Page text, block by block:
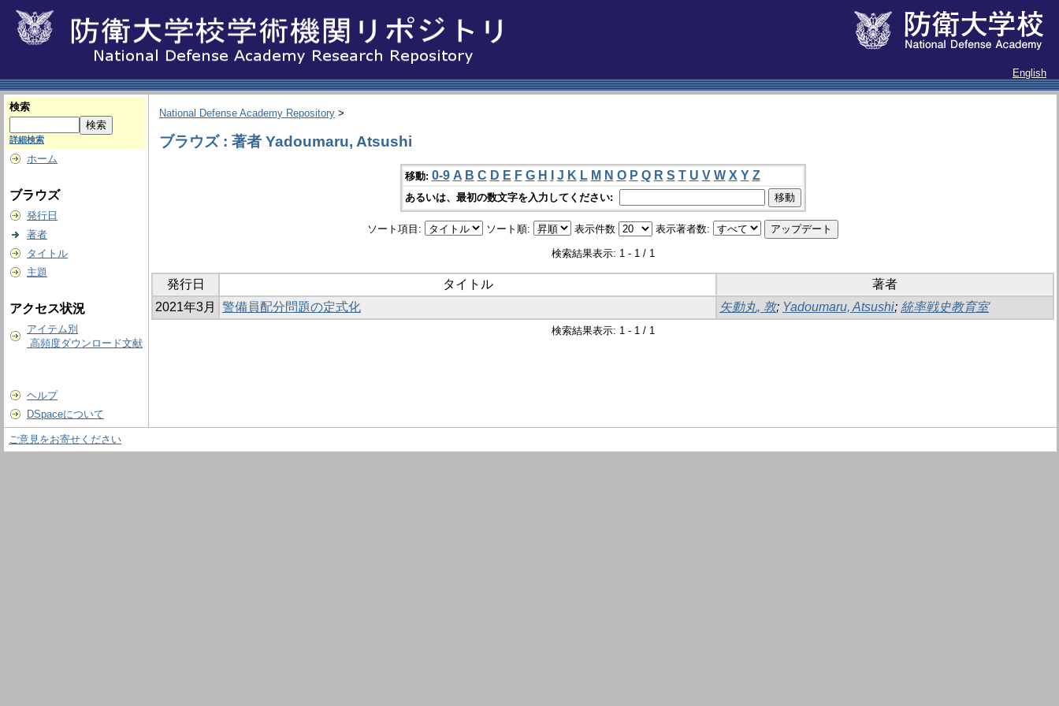
English
検索
詳細検索
ホーム
ブラウズ
発行日
著者
タイトル
主題
アクセス状況
アイテム別
高頻度ダウンロード文献
ヘルプ
DSpaceについて
National Defense Academy Repository >
ブラウズ : 著者 Yadoumaru, Atsushi
移動: 0-9 A B C D E F G H J K L M N O P Q R S T U V W X Y Z
あるいは、最初の数文字を入力してください:
ソート項目: ソート順: 表示件数 表示著者数:
検索結果表示: 1 - 1 / 1
発行日 タイトル
著者
2021年3月
警備員配分問題の定式化 矢動丸, 敦; Yadoumaru, Atsushi; 統率戦史教育室
検索結果表示: 1 - 1 / 1
ご意見をお寄せください